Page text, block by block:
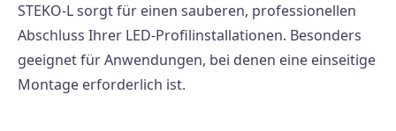
STEKO-L sorgt für einen sauberen, professionellen
Abschluss Ihrer LED-Profilinstallationen. Besonders
geeignet für Anwendungen, bei denen eine einseitige
Montage erforderlich ist.